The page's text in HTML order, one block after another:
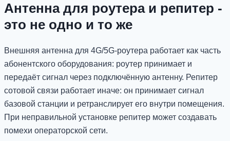
Антенна для роутера и репитер -
это не одно и то же
Внешняя антенна для 4G/5G-роутера работает как часть
абонентского оборудования: роутер принимает и
передаёт сигнал через подключённую антенну. Репитер
сотовой связи работает иначе: он принимает сигнал
базовой станции и ретранслирует его внутри помещения.
При неправильной установке репитер может создавать
помехи операторской сети.